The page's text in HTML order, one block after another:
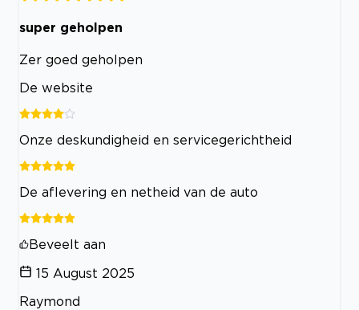
super geholpen
Zer goed geholpen
De website
Onze deskundigheid en servicegerichtheid
De aflevering en netheid van de auto
Beveelt aan
15 August 2025
Raymond